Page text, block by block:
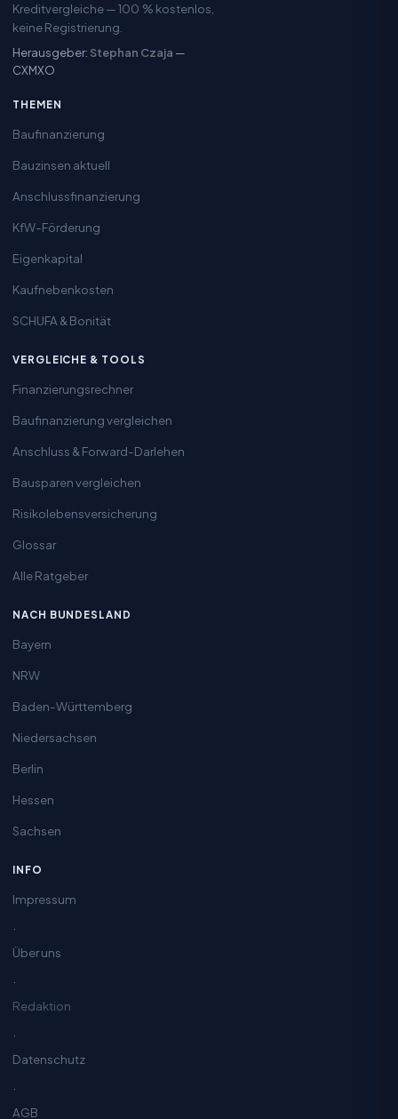
Kreditvergleiche — 100 % kostenlos,
keine Registrierung.
Herausgeber: Stephan Czaja —
CXMXO
THEMEN
Baufinanzierung
Bauzinsen aktuell
Anschlussfinanzierung
KfW-Förderung
Eigenkapital
Kaufnebenkosten
SCHUFA & Bonität
VERGLEICHE & TOOLS
Finanzierungsrechner
Baufinanzierung vergleichen
Anschluss & Forward-Darlehen
Bausparen vergleichen
Risikolebensversicherung
Glossar
Alle Ratgeber
NACH BUNDESLAND
Bayern
NRW
Baden-Württemberg
Niedersachsen
Berlin
Hessen
Sachsen
INFO
Impressum
·
Über uns
·
Redaktion
·
Datenschutz
·
AGB